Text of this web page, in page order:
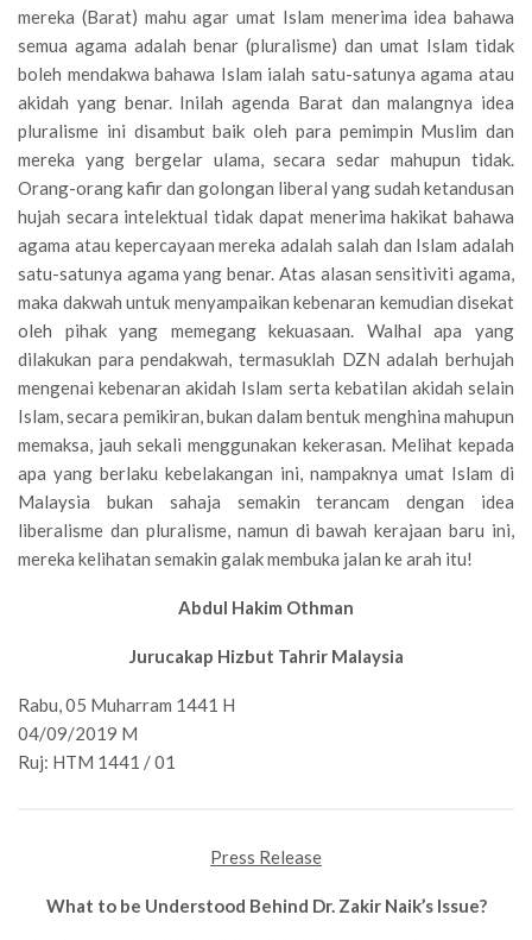
mereka (Barat) mahu agar umat Islam menerima idea bahawa
semua agama adalah benar (pluralisme) dan umat Islam tidak
boleh mendakwa bahawa Islam ialah satu-satunya agama atau
akidah yang benar. Inilah agenda Barat dan malangnya idea
pluralisme ini disambut baik oleh para pemimpin Muslim dan
mereka yang bergelar ulama, secara sedar mahupun tidak.
Orang-orang kafir dan golongan liberal yang sudah ketandusan
hujah secara intelektual tidak dapat menerima hakikat bahawa
agama atau kepercayaan mereka adalah salah dan Islam adalah
satu-satunya agama yang benar. Atas alasan sensitiviti agama,
maka dakwah untuk menyampaikan kebenaran kemudian disekat
oleh pihak yang memegang kekuasaan. Walhal apa yang
dilakukan para pendakwah, termasuklah DZN adalah berhujah
mengenai kebenaran akidah Islam serta kebatilan akidah selain
Islam, secara pemikiran, bukan dalam bentuk menghina mahupun
memaksa, jauh sekali menggunakan kekerasan. Melihat kepada
apa yang berlaku kebelakangan ini, nampaknya umat Islam di
Malaysia bukan sahaja semakin terancam dengan idea
liberalisme dan pluralisme, namun di bawah kerajaan baru ini,
mereka kelihatan semakin galak membuka jalan ke arah itu!
Abdul Hakim Othman
Jurucakap Hizbut Tahrir Malaysia
Rabu, 05 Muharram 1441 H
04/09/2019 M
Ruj: HTM 1441 / 01
Press Release
What to be Understood Behind Dr. Zakir Naik’s Issue?